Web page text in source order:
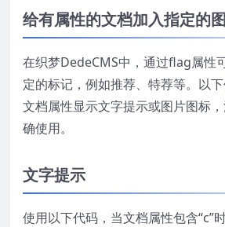
给有属性的文档加入指定的
在织梦DedeCMS中，通过flag属性
定的标记，例如推荐、特荐等。以
文档属性显示文字提示或图片图标
确使用。
文字提示
使用以下代码，当文档属性包含“c”